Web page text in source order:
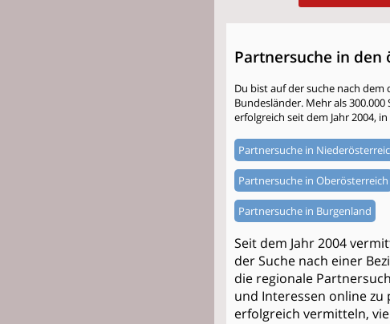
Partnersuche in den
Du bist auf der suche nach
Bundesländer. Mehr als
erfolgreich seit dem Jahr 2004,
Partnersuche in
Partnersuche in Oberösterreich
Partnersuche in Burgenland
Seit dem Jahr 2004
der Suche nach einer
die regionale
und Interessen online
erfolgreich vermitteln,